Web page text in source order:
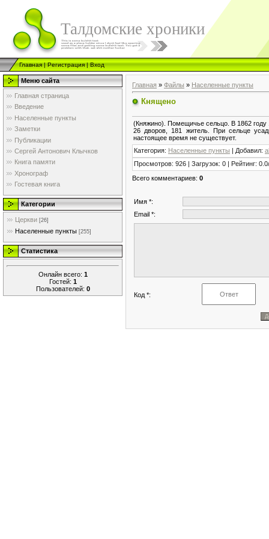
Талдомские хроники
Главная|Регистрация|Вход
Меню сайта
Главная страница
Введение
Населенные пункты
Заметки
Публикации
Сергей Антонович Клычков
Книга памяти
Хронограф
Гостевая книга
Категории
Церкви [26]
Населенные пункты [255]
Статистика
Онлайн всего: 1
Гостей: 1
Пользователей: 0
Главная » Файлы » Населенные пункты
Княщено
(Княжино). Помещичье сельцо. В 1862 году
26 дворов, 181 житель. При сельце
настоящее время не существует.
Категория: Населенные пункты | Добавил:
Просмотров: 926 | Загрузок: 0 | Рейтинг: 0.0/
Всего комментариев: 0
Имя *:
Email *:
Код *: